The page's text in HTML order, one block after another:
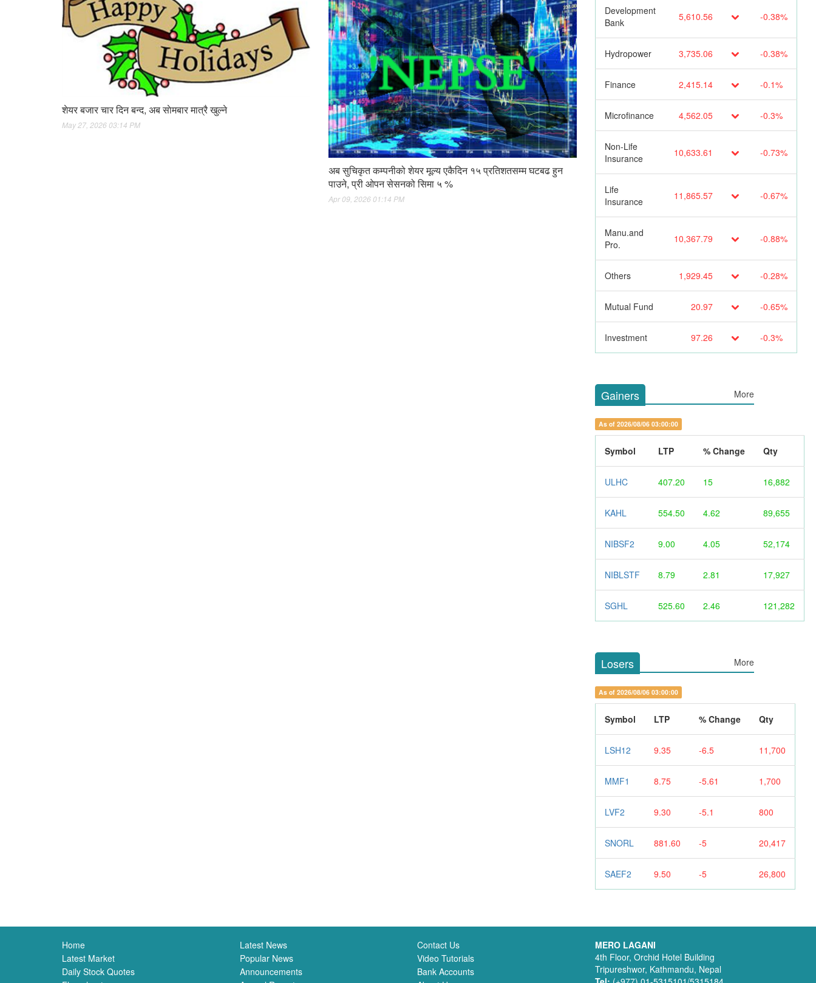
शेयर बजार चार दिन बन्द, अब साेमबार मात्रै खुल्ने
May 27, 2026 03:14 PM
अब सुचिकृत कम्पनीको शेयर मूल्य एकैदिन १५ प्रतिशतसम्म घटबढ हुन
पाउने, प्री ओपन सेसनको सिमा ५ %
Apr 09, 2026 01:14 PM
Development
Bank
5,610.56 -0.38%
Hydropower 3,735.06 -0.38%
Finance 2,415.14 -0.1%
Microfinance 4,562.05 -0.3%
Non-Life
Insurance
10,633.61 -0.73%
Life
Insurance
11,865.57 -0.67%
Manu.and
Pro.
10,367.79 -0.88%
Others 1,929.45 -0.28%
Mutual Fund 20.97 -0.65%
Investment 97.26 -0.3%
Gainers More
As of 2026/08/06 03:00:00
Symbol LTP % Change Qty
ULHC 407.20 15 16,882
KAHL 554.50 4.62 89,655
NIBSF2 9.00 4.05 52,174
NIBLSTF 8.79 2.81 17,927
SGHL 525.60 2.46 121,282
Losers More
As of 2026/08/06 03:00:00
Symbol LTP % Change Qty
LSH12 9.35 -6.5 11,700
MMF1 8.75 -5.61 1,700
LVF2 9.30 -5.1 800
SNORL 881.60 -5 20,417
SAEF2 9.50 -5 26,800
Home
Latest Market
Daily Stock Quotes
Latest News
Popular News
Announcements
Contact Us
Video Tutorials
Bank Accounts
MERO LAGANI
4th Floor, Orchid Hotel Building
Tripureshwor, Kathmandu, Nepal